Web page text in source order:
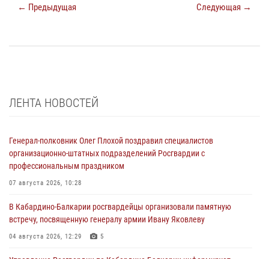
← Предыдущая Следующая →
ЛЕНТА НОВОСТЕЙ
Генерал-полковник Олег Плохой поздравил специалистов
организационно-штатных подразделений Росгвардии с
профессиональным праздником
07 августа 2026, 10:28
В Кабардино-Балкарии росгвардейцы организовали памятную
встречу, посвященную генералу армии Ивану Яковлеву
04 августа 2026, 12:29 5